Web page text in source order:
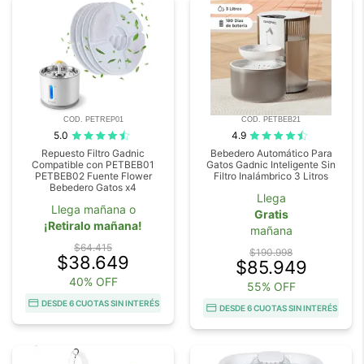
COD. PETREP01
5.0
Repuesto Filtro Gadnic
Compatible con PETBEB01
PETBEB02 Fuente Flower
Bebedero Gatos x4
Llega mañana o
¡Retiralo mañana!
$64.415
$38.649
40% OFF
DESDE 6 CUOTAS SIN INTERÉS
COD. PETBEB21
4.9
Bebedero Automático Para
Gatos Gadnic Inteligente Sin
Filtro Inalámbrico 3 Litros
Llega
Gratis
mañana
$190.998
$85.949
55% OFF
DESDE 6 CUOTAS SIN INTERÉS